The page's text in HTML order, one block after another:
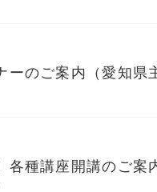
のご案内（愛知県
各種講座開講のご案